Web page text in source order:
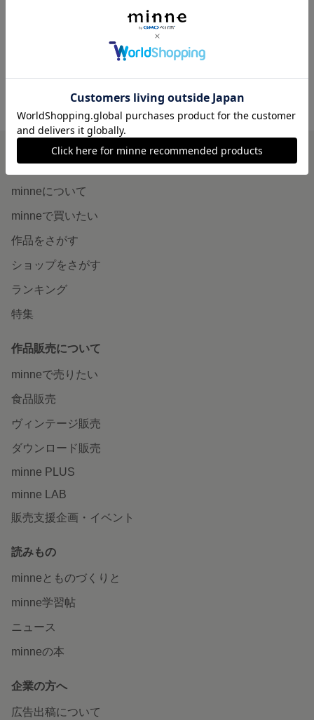
♡アイラッシュのウォールステッカー♡
minneを知る
minneについて
minneで買いたい
作品をさがす
ショップをさがす
ランキング
特集
作品販売について
minneで売りたい
食品販売
ヴィンテージ販売
ダウンロード販売
minne PLUS
minne LAB
販売支援企画・イベント
読みもの
minneとものづくりと
minne学習帖
ニュース
minneの本
企業の方へ
広告出稿について